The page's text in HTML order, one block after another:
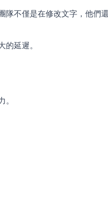
隊不僅是在修改文字，他們
延遲。